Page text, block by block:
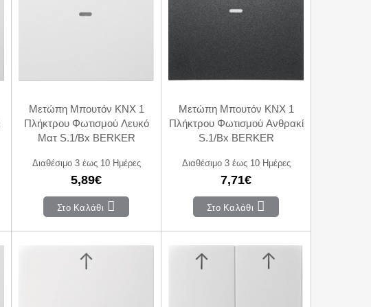
Μετώπη Μπουτόν KNX 1
Πλήκτρου Φωτισμού Λευκό
Ματ S.1/Bx BERKER
Διαθέσιμο 3 έως 10 Ημέρες
5,89€
Στο Καλάθι
Μετώπη Μπουτόν KNX 1
Πλήκτρου Φωτισμού Ανθρακί
S.1/Bx BERKER
Διαθέσιμο 3 έως 10 Ημέρες
7,71€
Στο Καλάθι